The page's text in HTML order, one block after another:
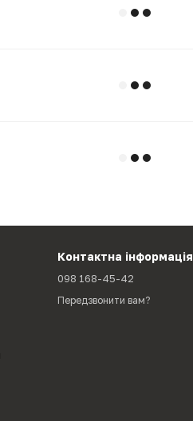
Контактна інформація
098 168-45-42
Передзвонити вам?